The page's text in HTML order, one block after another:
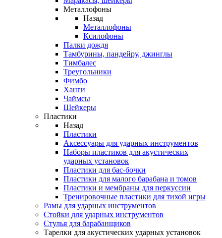
Металлофоны
Назад
Металлофоны
Ксилофоны
Палки дождя
Тамбурины, пандейру, джинглы
Тимбалес
Треугольники
Фимбо
Ханги
Чаймсы
Шейкеры
Пластики
Назад
Пластики
Аксессуары для ударных инструментов
Наборы пластиков для акустических
ударных установок
Пластики для бас-бочки
Пластики для малого барабана и томов
Пластики и мембраны для перкуссии
Тренировочные пластики для тихой игры
Рамы для ударных инструментов
Стойки для ударных инструментов
Стулья для барабанщиков
Тарелки для акустических ударных установок